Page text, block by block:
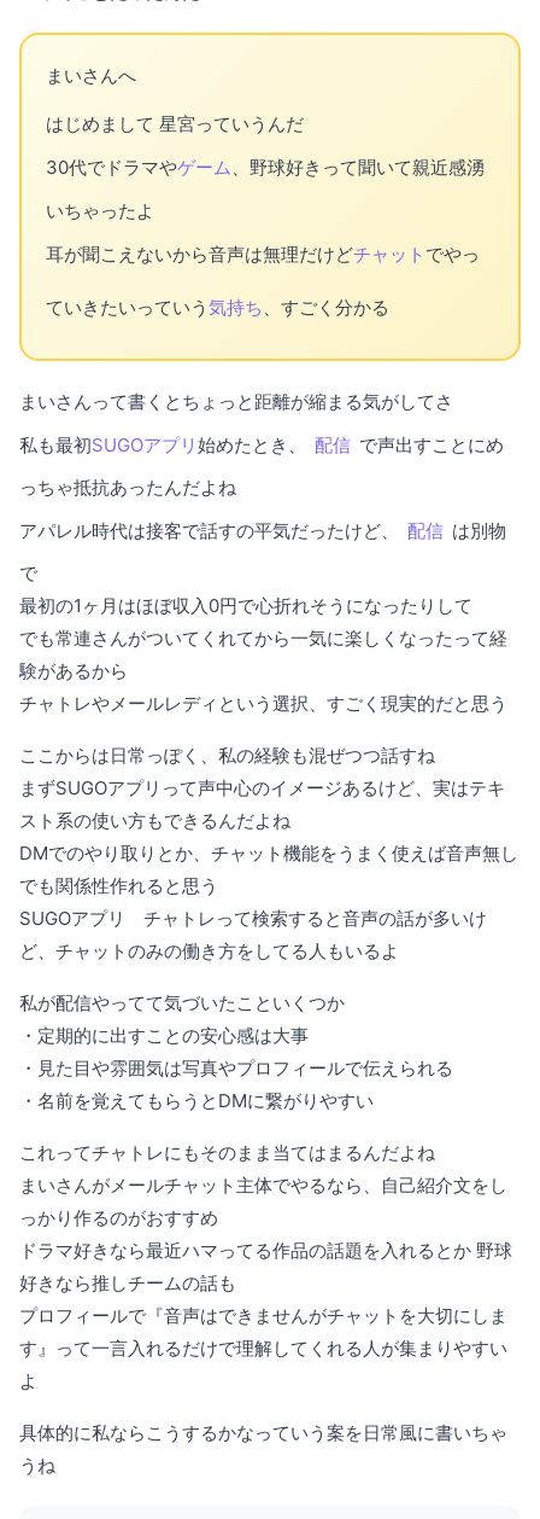
まいさんへ
はじめまして 星宮っていうんだ
30代でドラマやゲーム、野球好きって聞いて親近感湧
いちゃったよ
耳が聞こえないから音声は無理だけどチャット でやっ
ていきたいっていう 気持ち 、すごく分かる
まいさんって書くとちょっと距離が縮まる気がしてさ
私も最初SUGOアプリ 始めたとき、 配信 で声出すことにめ
っちゃ抵抗あったんだよね
アパレル時代は接客で話すの平気だったけど、
配信 は別物
で
最初の1ヶ月はほぼ収入0円で心折れそうになったりして
でも常連さんがついてくれてから一気に楽しくなったって経
験があるから
チャトレやメールレディという選択、すごく現実的だと思う
ここからは日常っぽく、私の経験も混ぜつつ話すね
まずSUGOアプリって声中心のイメージあるけど、実はテキ
スト系の使い方もできるんだよね
DMでのやり取りとか、チャット機能をうまく使えば音声無し
でも関係性作れると思う
SUGOアプリ チャトレって検索すると音声の話が多いけ
ど、チャットのみの働き方をしてる人もいるよ
私が配信やってて気づいたこといくつか
・定期的に出すことの安心感は大事
・見た目や雰囲気は写真やプロフィールで伝えられる
・名前を覚えてもらうとDMに繋がりやすい
これってチャトレにもそのまま当てはまるんだよね
まいさんがメールチャット主体でやるなら、自己紹介文をし
っかり作るのがおすすめ
ドラマ好きなら最近ハマってる作品の話題を入れるとか 野球
好きなら推しチームの話も
プロフィールで『音声はできませんがチャットを大切にしま
す』って一言入れるだけで理解してくれる人が集まりやすい
よ
具体的に私ならこうするかなっていう案を日常風に書いちゃ
うね